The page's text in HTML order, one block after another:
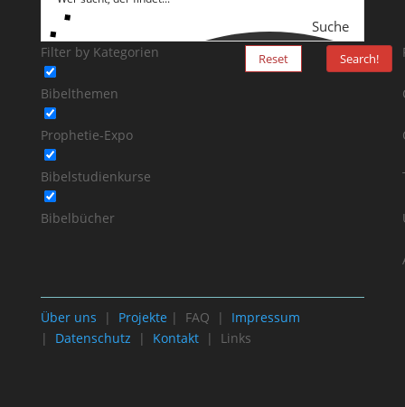
Suche
Filter by Kategorien
Bibelthemen
Prophetie-Expo
Bibelstudienkurse
Bibelbücher
Reset Search!
Über uns | Projekte | FAQ | Impressum
| Datenschutz | Kontakt| Links